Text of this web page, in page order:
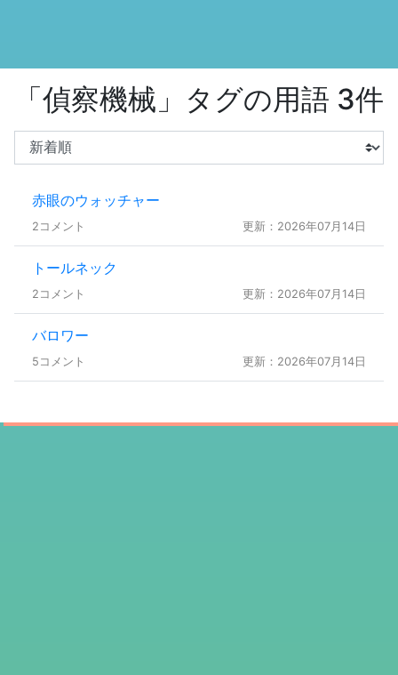
「偵察機械」タグの用語 3件
赤眼のウォッチャー
2コメント 更新：2026年07月14日
トールネック
2コメント 更新：2026年07月14日
バロワー
5コメント 更新：2026年07月14日